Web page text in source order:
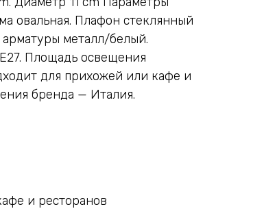
овальная. Плафон стеклянный
металл/белый.
Площадь освещения
для прихожей или кафе и
бренда — Италия.
и ресторанов